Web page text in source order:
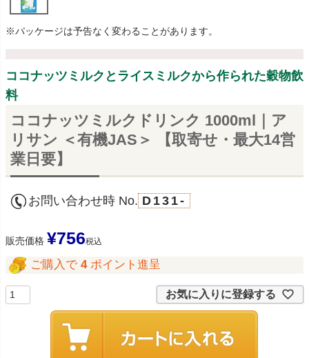
※パッケージは予告なく変わることがあります。
ココナッツミルクとライスミルクから作られた穀物飲
料
ココナッツミルクドリンク 1000ml｜ア
リサン ＜有機JAS＞ 【取寄せ・最大14営
業日要】
お問い合わせ時 No. D131-
販売価格 ¥756税込
ご購入で 4 ポイント進呈
お気に入りに登録する